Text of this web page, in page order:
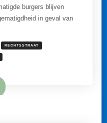
GEMATIGDE
BURGERS
STEMMEN
burgers blijven
in geval van
RECHTSSTRAAT